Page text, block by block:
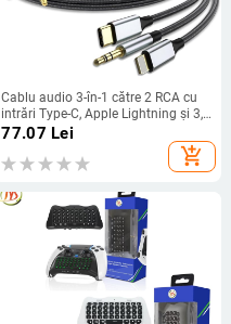
Cablu audio 3-în-1 către 2 RCA cu
intrări Type-C, Apple Lightning și 3,5
mm, 2× RCA ieșiri, conductoare din
cupru fără oxigen, cupru placat cu
staniu, ROHS
77.07 Lei
add_shopping_cart